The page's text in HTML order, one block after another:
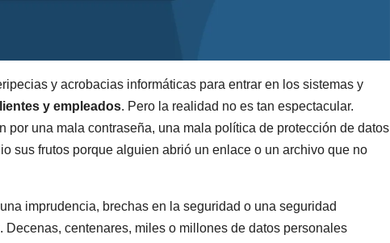
y acrobacias informáticas para entrar en los sistemas y
y empleados. Pero la realidad no es tan espectacular.
por una mala contraseña, una mala política de protección de datos
sus frutos porque alguien abrió un enlace o un archivo que no
imprudencia, brechas en la seguridad o una seguridad
centenares, miles o millones de datos personales